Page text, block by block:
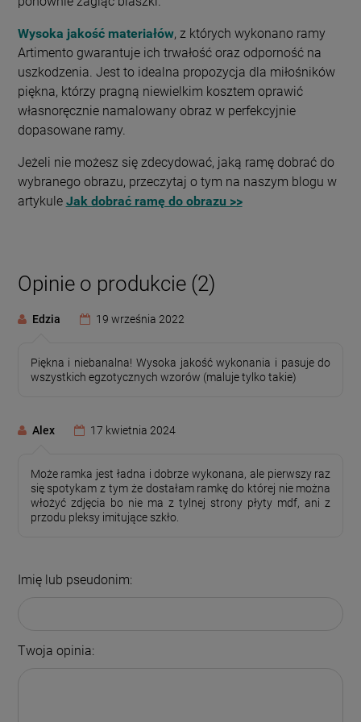
Wysoka jakość materiałów, z których wykonano ramy
Artimento gwarantuje ich trwałość oraz odporność na
uszkodzenia. Jest to idealna propozycja dla miłośników
piękna, którzy pragną niewielkim kosztem oprawić
własnoręcznie namalowany obraz w perfekcyjnie
dopasowane ramy.
Jeżeli nie możesz się zdecydować, jaką ramę dobrać do
wybranego obrazu, przeczytaj o tym na naszym blogu w
artykule Jak dobrać ramę do obrazu >>
Opinie o produkcie (2)
Edzia 19 września 2022
Piękna i niebanalna! Wysoka jakość wykonania i pasuje do
wszystkich egzotycznych wzorów (maluje tylko takie)
Alex 17 kwietnia 2024
Może ramka jest ładna i dobrze wykonana, ale pierwszy raz
się spotykam z tym że dostałam ramkę do której nie można
włożyć zdjęcia bo nie ma z tylnej strony płyty mdf, ani z
przodu pleksy imitujące szkło.
Imię lub pseudonim:
Twoja opinia: